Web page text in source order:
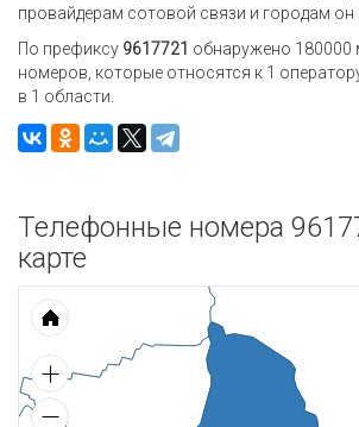
провайдерам сотовой связи и городам он
По префиксу 9617721 обнаружено 180000
номеров, которые относятся к 1
в 1 области.
Телефонные номера
карте